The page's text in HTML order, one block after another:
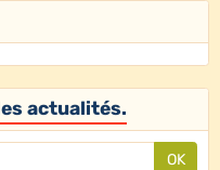
actualités.
OK